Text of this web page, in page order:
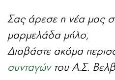
Σας άρεσε η νέα μας
μαρμελάδα μήλο;
Διαβάστε ακόμα
συνταγών του Α.Σ.